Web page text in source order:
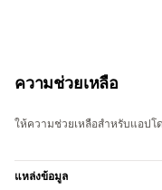
ความช่วยเหลือ
ให้ความช่วยเหลือสำหรับแอป
แหล่งข้อมูล